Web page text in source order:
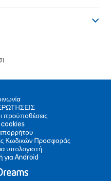
προϋποθέσεις
Κωδικών Προσφοράς
υπολογιστή
για Android